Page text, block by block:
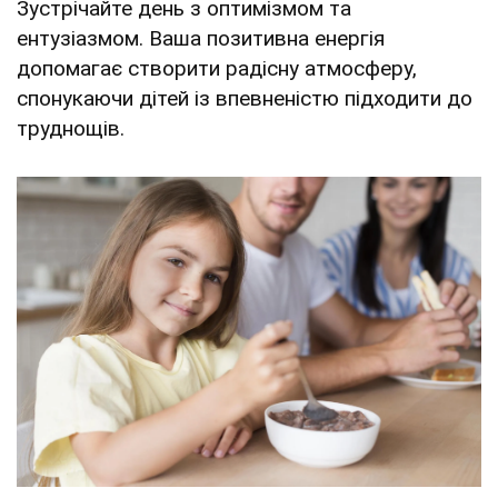
Зустрічайте день з оптимізмом та
ентузіазмом. Ваша позитивна енергія
допомагає створити радісну атмосферу,
спонукаючи дітей із впевненістю підходити до
труднощів.